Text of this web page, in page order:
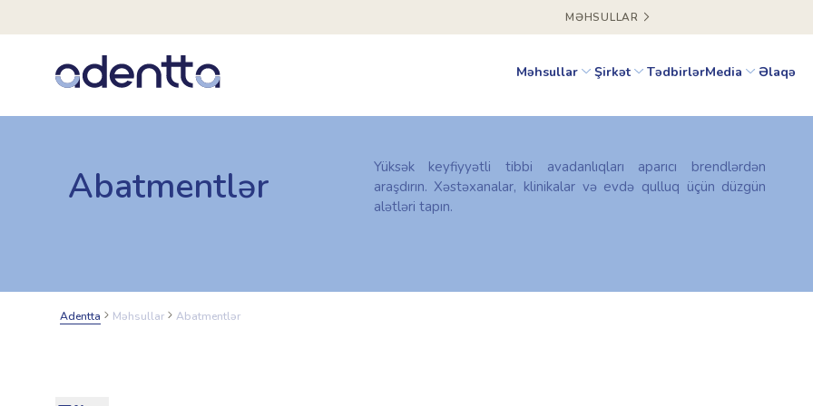
MƏHSULLAR
Məhsullar Şirkət TədbirlərMedia Əlaqə
Abatmentlər
Yüksək keyfiyyətli tibbi avadanlıqları aparıcı brendlərdən
araşdırın. Xəstəxanalar, klinikalar və evdə qulluq üçün düzgün
alətləri tapın.
Adentta Məhsullar Abatmentlər